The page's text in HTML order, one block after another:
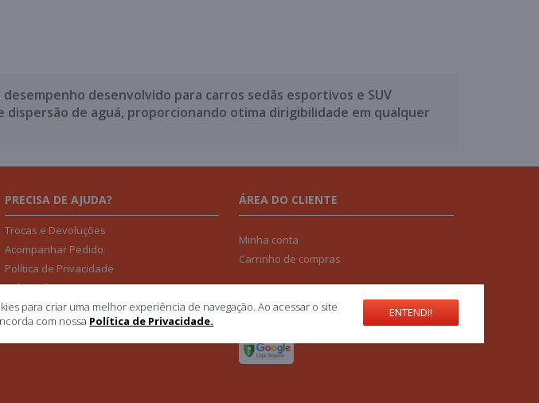
desenvolvido para carros sedãs esportivos e SUV
de aguá, proporcionando otima dirigibilidade em qualquer
para criar uma melhor experiência de navegação. Ao acessar o site
com nossa Política de Privacidade.
ENTENDI!
PRECISA DE AJUDA?
Trocas e Devoluções
Acompanhar Pedido
Política de Privacidade
Politica de Garantia
ÁREA DO CLIENTE
Minha conta
Carrinho de compras
SELOS DE SEGURANÇA